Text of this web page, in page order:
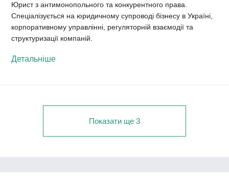
Юрист з антимонопольного та конкурентного права.
Спеціалізується на юридичному супроводі бізнесу в Україні,
корпоративному управлінні, регуляторній взаємодії та
структуризації компаній.
Детальніше
Показати ще 3